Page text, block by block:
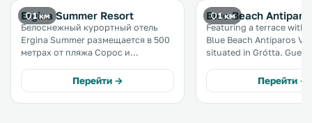
1 км
Ergina Summer Resort
Белоснежный курортный отель
Ergina Summer размещается в 500
метрах от пляжа Сорос и
собственной кухней и патио с
видом на Эгейское море. В зонах
общественного пользования
Перейти →
1 км
Blue Beach
Featuring a terrace with
Blue Beach Antiparos
situated in Grótta. Guests benefit
throughout the property. There is
seating area, a dining
kitchen equipped with
Перейти →